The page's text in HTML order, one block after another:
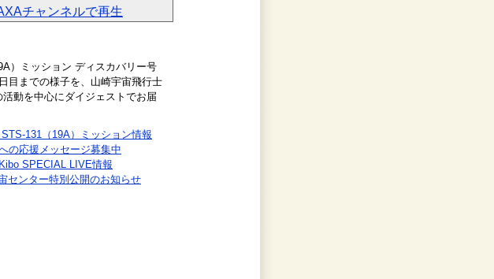
チャンネルで再生
）ミッション ディスカバリー号
目までの様子を、山崎宇宙飛行士
動を中心にダイジェストでお届
131（19A）ミッション情報
の応援メッセージ募集中
SPECIAL LIVE情報
センター特別公開のお知らせ